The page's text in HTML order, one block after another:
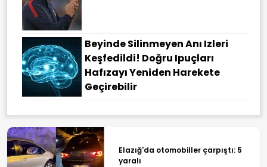
Beyinde Silinmeyen Anı Izleri
Keşfedildi! Doğru Ipuçları
Hafızayı Yeniden Harekete
Geçirebilir
Elazığ'da otomobiller çarpıştı: 5
yaralı